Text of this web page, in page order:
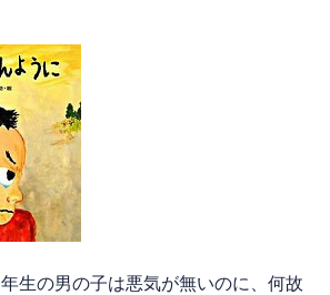
生の男の子は悪気が無いのに、何故